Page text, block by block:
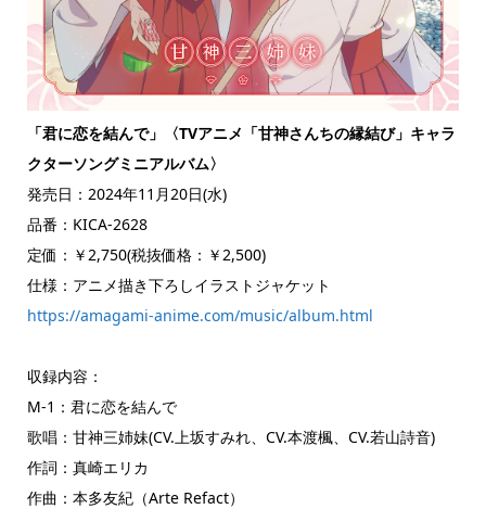
「君に恋を結んで」〈TVアニメ「甘神さんちの縁結び」キャラ
クターソングミニアルバム〉
発売日：2024年11月20日(水)
品番：KICA-2628
定価：￥2,750(税抜価格：￥2,500)
仕様：アニメ描き下ろしイラストジャケット
https://amagami-anime.com/music/album.html
収録内容：
M-1：君に恋を結んで
歌唱：甘神三姉妹(CV.上坂すみれ、CV.本渡楓、CV.若山詩音)
作詞：真崎エリカ
作曲：本多友紀（Arte Refact）